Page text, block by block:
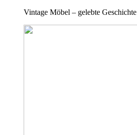
Vintage Möbel – gelebte